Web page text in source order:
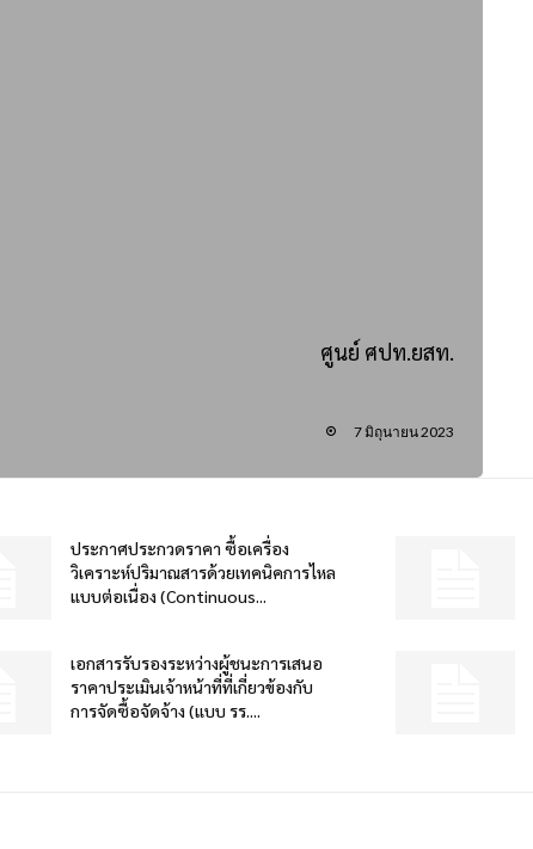
ศูนย์ ศปท.ยสท.
7 มิถุนายน 2023
ประกาศประกวดราคา ซื้อเครื่อง
วิเคราะห์ปริมาณสารด้วยเทคนิคการไหล
แบบต่อเนื่อง (Continuous...
เอกสารรับรองระหว่างผู้ชนะการเสนอ
ราคาประเมินเจ้าหน้าที่ที่เกี่ยวข้องกับ
การจัดซื้อจัดจ้าง (แบบ รร....